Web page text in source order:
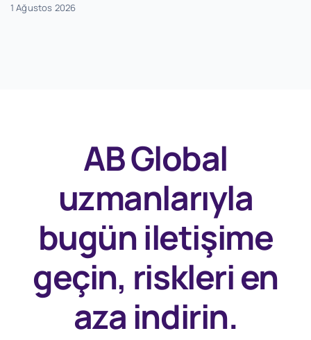
1 Ağustos 2026
AB Global
uzmanlarıyla
bugüniletişime
geçin, riskleri en
aza indirin.